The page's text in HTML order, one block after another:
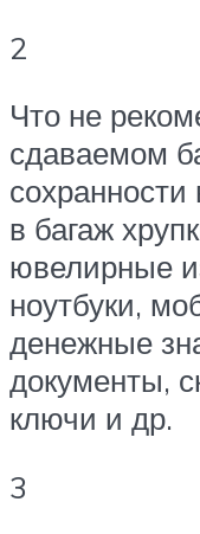
2
Что не
сдаваемом
в багаж
ювелирные
ноутбуки,
денежные
документы,
ключи и др.
3